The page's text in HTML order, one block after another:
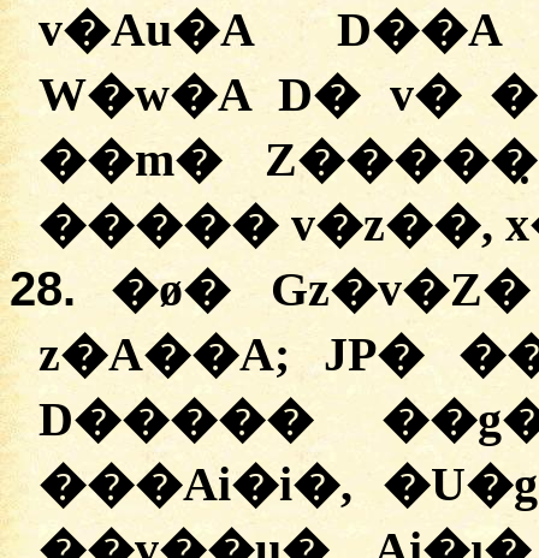
v�Au�A
W�w�A D� v�
��m�
����� v�z��,
28.
�ø�
z�A��A; JP�
D�����
���Ai�i�,